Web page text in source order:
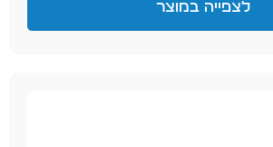
לצפייה במוצר